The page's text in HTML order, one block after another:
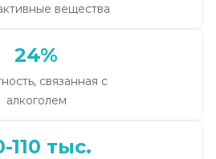
вещества
24%
связанная с
алкоголем
110 тыс.